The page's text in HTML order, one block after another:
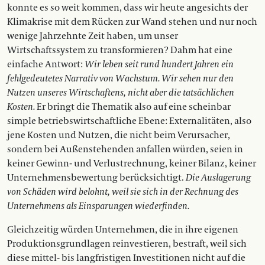
konnte es so weit kommen, dass wir heute angesichts der
Klimakrise mit dem Rücken zur Wand stehen und nur noch
wenige Jahrzehnte Zeit haben, um unser
Wirtschaftssystem zu transformieren? Dahm hat eine
einfache Antwort: Wir leben seit rund hundert Jahren ein
fehlgedeutetes Narrativ von Wachstum. Wir sehen nur den
Nutzen unseres Wirtschaftens, nicht aber die tatsächlichen
Kosten.Er bringt die Thematik also auf eine scheinbar
simple be­triebswirtschaft­liche Ebene: Externa­litäten, also
jene Kosten und Nutzen, die nicht beim Verursacher,
sondern bei Außenstehenden anfallen würden, seien in
keiner Gewinn- und Verlustrechnung, keiner Bilanz, keiner
Unternehmensbewertung berücksichtigt.Die Auslagerung
von Schäden wird belohnt, weil sie sich in der Rechnung des
Unternehmens als Einsparungen wiederfinden.
Gleichzeitig würden Unternehmen, die in ihre eigenen
Produktionsgrundlagen reinvestieren, bestraft, weil sich
diese mittel- bis langfristigen Investi­tionen nicht auf die